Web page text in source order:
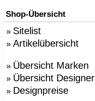
Shop-Übersicht
» Sitelist
» Artikelübersicht
» Übersicht Marken
» Übersicht Designer
» Designpreise